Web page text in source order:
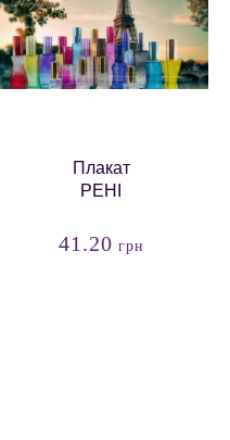
Плакат
РЕНІ
41.20 грн